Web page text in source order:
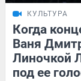
КУЛЬТУРА
Когда
Ваня
Линочкой
под ее